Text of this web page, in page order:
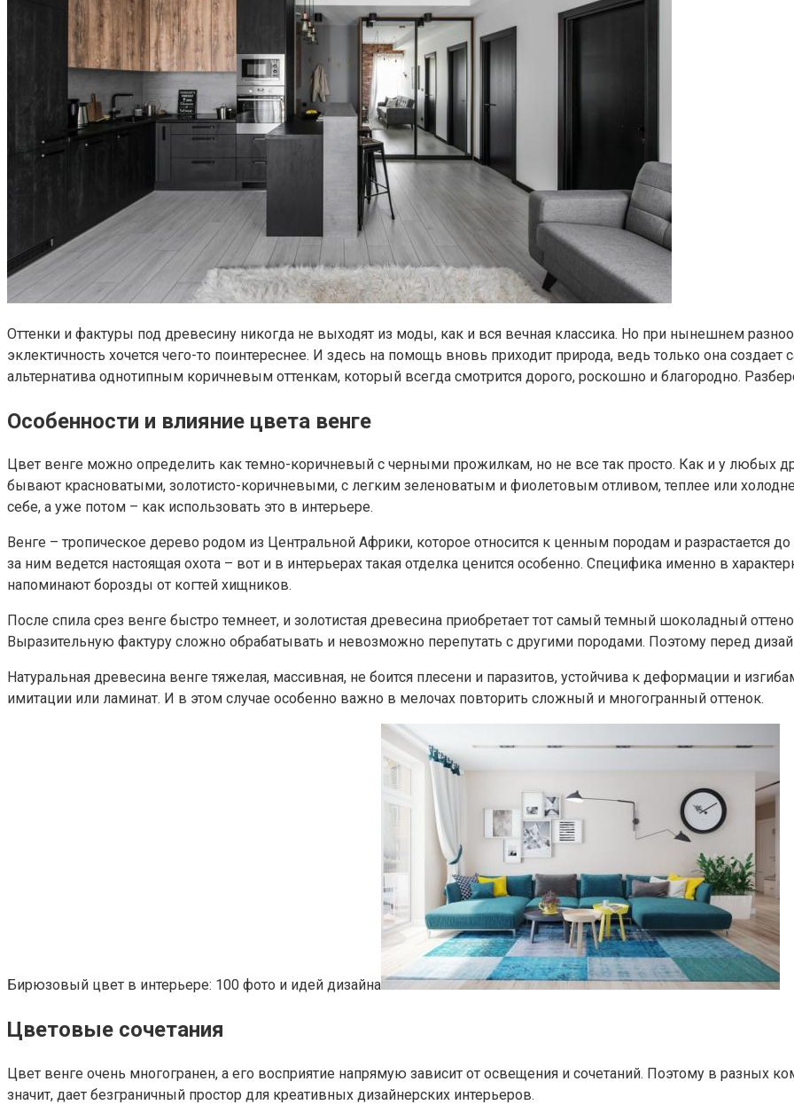
Оттенки и фактуры под древесину никогда не выходят из моды, как и вся вечная классика. Но при нынешнем
эклектичность хочется чего-то поинтереснее. И здесь на помощь вновь приходит природа, ведь только она
альтернатива однотипным коричневым оттенкам, который всегда смотрится дорого, роскошно и благородно.
Особенности и влияние цвета венге
Цвет венге можно определить как темно-коричневый с черными прожилкам, но не все так просто. Как и у любых
бывают красноватыми, золотисто-коричневыми, с легким зеленоватым и фиолетовым отливом, теплее или
себе, а уже потом – как использовать это в интерьере.
Венге – тропическое дерево родом из Центральной Африки, которое относится к ценным породам и разрастается
за ним ведется настоящая охота – вот и в интерьерах такая отделка ценится особенно. Специфика именно в
напоминают борозды от когтей хищников.
После спила срез венге быстро темнеет, и золотистая древесина приобретает тот самый темный шоколадный
Выразительную фактуру сложно обрабатывать и невозможно перепутать с другими породами. Поэтому перед
Натуральная древесина венге тяжелая, массивная, не боится плесени и паразитов, устойчива к деформации и
имитации или ламинат. И в этом случае особенно важно в мелочах повторить сложный и многогранный оттенок.
Бирюзовый цвет в интерьере: 100 фото и идей дизайна
Цветовые сочетания
Цвет венге очень многогранен, а его восприятие напрямую зависит от освещения и сочетаний. Поэтому в разных
значит, дает безграничный простор для креативных дизайнерских интерьеров.